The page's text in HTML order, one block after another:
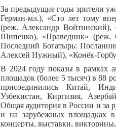
За предыдущие годы зрители
Герман-мл.), «Сто лет тому
(реж. Александр
Шипенко), «Праведник» (реж.
Последний Богатырь:
Алексей Нужный), «Конёк-
В 2024 году показы в рамках
площадок (более 5 тысяч) в 88
присоединились Китай,
Узбекистан, Киргизия,
Общая аудитория в России и за
и на зарубежных площадках в
концерты, выставки,